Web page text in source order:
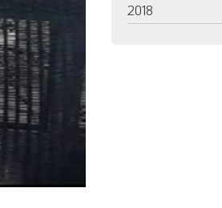
2018